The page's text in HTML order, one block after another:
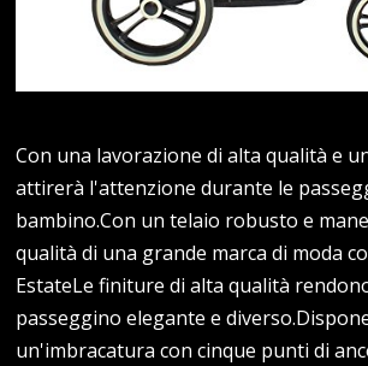
Con una lavorazione di alta qualità e
attirerà l'attenzione durante le
bambino.Con un telaio robusto e
qualità di una grande marca di moda
EstateLe finiture di alta qualità
passeggino elegante e
un'imbracatura con cinque punti di